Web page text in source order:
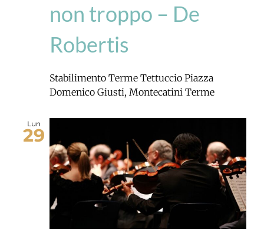
non troppo – De
Robertis
Stabilimento Terme Tettuccio Piazza
Domenico Giusti, Montecatini Terme
Lun
29